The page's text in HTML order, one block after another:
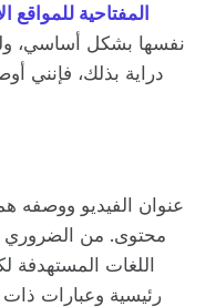
المفتاحية للمواقع
نفسها بشكل أساسي،
دراية بذلك، فإنني
عنوان الفيديو ووصفه
محتوى. من الضروري
اللغات المستهدفة
رئيسية وعبارات